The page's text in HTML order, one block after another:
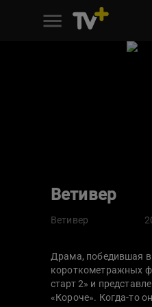
Ветивер
Ветивер
Драма, победившая в
короткометражных
старт 2» и
«Короче». Когда-то